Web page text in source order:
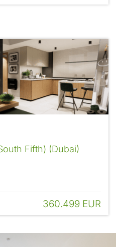
Fifth) (Dubai)
360.499 EUR